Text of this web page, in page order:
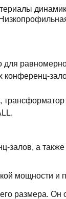
конференц-
залов, а
мощности и
размера. Он